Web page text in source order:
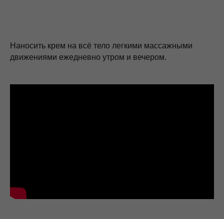
Наносить крем на всё тело легкими массажными
движениями ежедневно утром и вечером.